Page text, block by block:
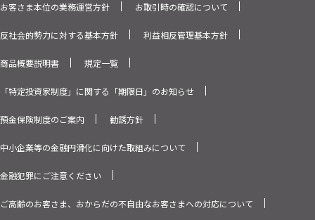
お客さま本位の業務運営方針 お取引時の確認について
反社会的勢力に対する基本方針 利益相反管理基本方針
商品概要説明書 規定一覧
「特定投資家制度」に関する「期限日」のお知らせ
預金保険制度のご案内 勧誘方針
中小企業等の金融円滑化に向けた取組みについて
金融犯罪にご注意ください
ご高齢のお客さま、おからだの不自由なお客さまへの対応について